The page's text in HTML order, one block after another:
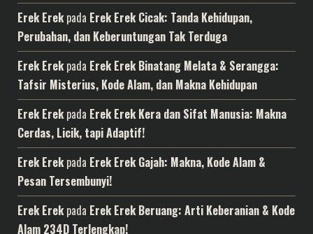
Erek Erekpada Erek Erek Cicak: Tanda Kehidupan,
Perubahan, dan Keberuntungan Tak Terduga
Erek Erekpada Erek Erek Binatang Melata & Serangga:
Tafsir Misterius, Kode Alam, dan Makna Kehidupan
Erek Erekpada Erek Erek Kera dan Sifat Manusia: Makna
Cerdas, Licik, tapi Adaptif!
Erek Erekpada Erek Erek Gajah: Makna, Kode Alam &
Pesan Tersembunyi!
Erek Erekpada Erek Erek Beruang: Arti Keberanian & Kode
Alam 234D Terlengkap!